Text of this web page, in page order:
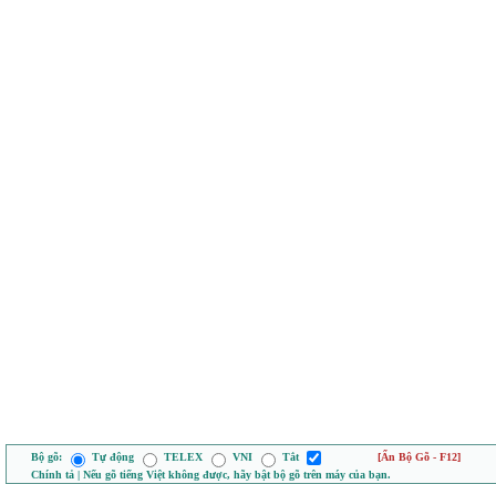
Bộ gõ: Tự động TELEX VNI Tắt
[Ẩn Bộ Gõ - F12]
Chính tả | Nếu gõ tiếng Việt không được, hãy bật bộ gõ trên máy của bạn.